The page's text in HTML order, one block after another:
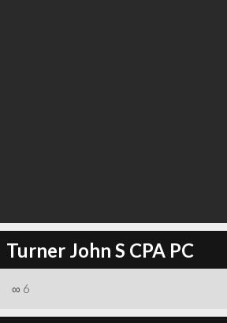
Turner John S CPA PC
∞ 6